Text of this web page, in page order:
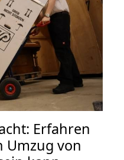
Erfahren
Umzug von